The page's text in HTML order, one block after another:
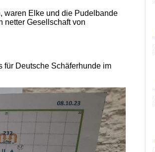
waren Elke und die Pudelbande
netter Gesellschaft von
für Deutsche Schäferhunde im